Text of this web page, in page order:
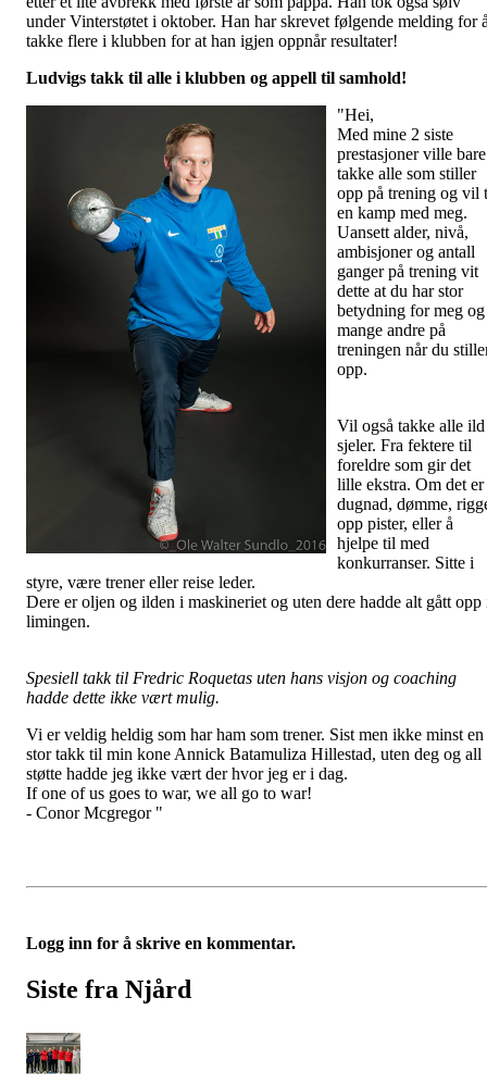
under Vinterstøtet i oktober. Han har skrevet følgende melding for
takke flere i klubben for at han igjen oppnår resultater!
Ludvigs takk til alle i klubben og appell til samhold!
"Hei,
Med mine 2 siste
prestasjoner ville bare
takke alle som stiller
opp på trening og vil
en kamp med meg.
Uansett alder, nivå,
ambisjoner og antall
ganger på trening vit
dette at du har stor
betydning for meg og
mange andre på
treningen når du
opp.
Vil også takke alle ild
sjeler. Fra fektere til
foreldre som gir det
lille ekstra. Om det er
dugnad, dømme,
opp pister, eller å
hjelpe til med
konkurranser. Sitte i
styre, være trener eller reise leder.
Dere er oljen og ilden i maskineriet og uten dere hadde alt gått opp
limingen.
Spesiell takk til Fredric Roquetas uten hans visjon og coaching
hadde dette ikke vært mulig.
Vi er veldig heldig som har ham som trener. Sist men ikke minst en
stor takk til min kone Annick Batamuliza Hillestad, uten deg og all
støtte hadde jeg ikke vært der hvor jeg er i dag.
If one of us goes to war, we all go to war!
- Conor Mcgregor "
Logg inn for å skrive en kommentar.
Siste fra Njård